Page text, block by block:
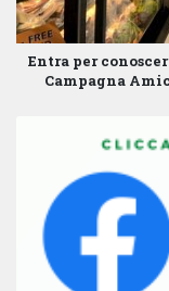
Entra per
Campagna